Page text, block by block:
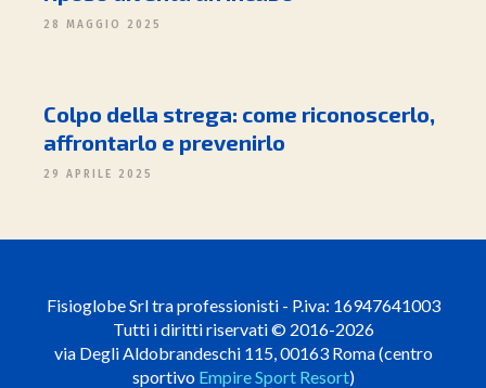
28 MAGGIO 2025
Colpo della strega: come riconoscerlo,
affrontarlo e prevenirlo
29 APRILE 2025
Fisioglobe Srl tra professionisti - P.iva: 16947641003
Tutti i diritti riservati © 2016-2026
via Degli Aldobrandeschi 115, 00163 Roma (centro
sportivo Empire Sport Resort)